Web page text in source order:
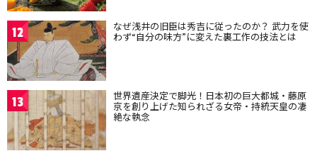
12 なぜ浅井の旧臣は秀吉に従ったのか？ 武力を使
わず“自分の味方”に変えた裏工作の技法とは
13 世界遺産決定で脚光！日本初の巨大都城・藤原
京を創り上げた知られざる女帝・持統天皇の凄
絶な執念